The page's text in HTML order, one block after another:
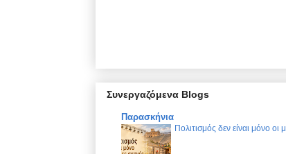
Συνεργαζόμενα Blogs
Παρασκήνια
Πολιτισμός δεν είναι μόνο οι